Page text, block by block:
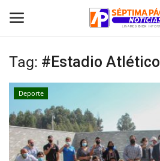
Inicio
Crónica
Policial
Tag: #Estadio Atlético
Deporte